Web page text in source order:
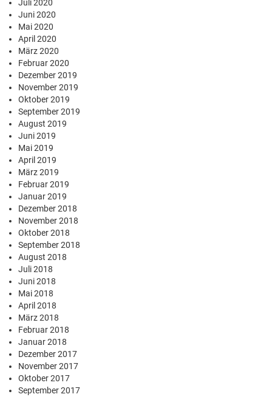
Juli 2020
Juni 2020
Mai 2020
April 2020
März 2020
Februar 2020
Dezember 2019
November 2019
Oktober 2019
September 2019
August 2019
Juni 2019
Mai 2019
April 2019
März 2019
Februar 2019
Januar 2019
Dezember 2018
November 2018
Oktober 2018
September 2018
August 2018
Juli 2018
Juni 2018
Mai 2018
April 2018
März 2018
Februar 2018
Januar 2018
Dezember 2017
November 2017
Oktober 2017
September 2017